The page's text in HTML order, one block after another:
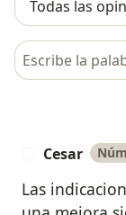
Busca en
Cesar
Las